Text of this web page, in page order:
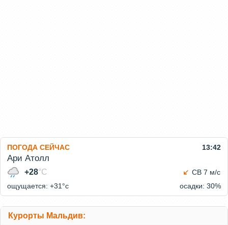
ПОГОДА СЕЙЧАС 13:42
Ари Атолл
+28°C
СВ 7 м/с
ощущается: +31°c
осадки: 30%
Курорты Мальдив: